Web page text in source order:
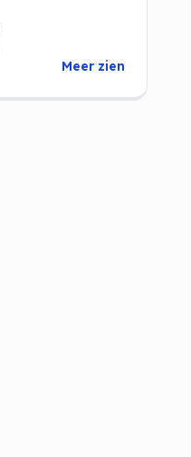
Meer zien